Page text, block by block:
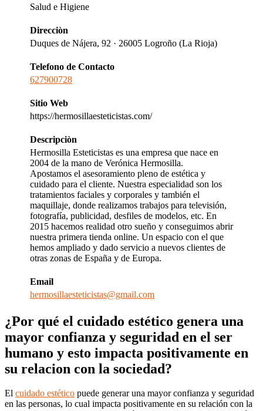
Salud e Higiene
Direcciòn
Duques de Nájera, 92 · 26005 Logroño (La Rioja)
Telefono de Contacto
627900728
Sitio Web
https://hermosillaesteticistas.com/
Descripciòn
Hermosilla Esteticistas es una empresa que nace en
2004 de la mano de Verónica Hermosilla.
Apostamos el asesoramiento pleno de estética y
cuidado para el cliente. Nuestra especialidad son los
tratamientos faciales y corporales y también el
maquillaje, donde realizamos trabajos para televisión,
fotografía, publicidad, desfiles de modelos, etc. En
2015 hacemos realidad otro sueño y conseguimos abrir
nuestra primera tienda online. Un espacio con el que
hemos ampliado y dado servicio a nuevos clientes de
otras zonas de España y de Europa.
Email
hermosillaesteticistas@gmail.com
¿Por qué el cuidado estético genera una
mayor confianza y seguridad en el ser
humano y esto impacta positivamente en
su relacion con la sociedad?
El cuidado estético puede generar una mayor confianza y seguridad
en las personas, lo cual impacta positivamente en su relación con la